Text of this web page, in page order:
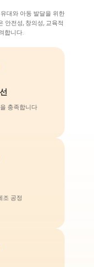
대와 아동 발달을 위한
안전성, 창의성, 교육적
합니다.
충족합니다
조 공정